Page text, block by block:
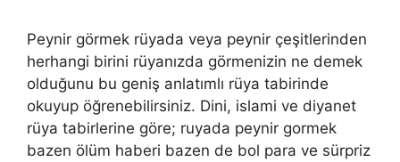
Peynir görmek rüyada veya peynir çeşitlerinden
herhangi birini rüyanızda görmenizin ne demek
olduğunu bu geniş anlatımlı rüya tabirinde
okuyup öğrenebilirsiniz. Dini, islami ve diyanet
rüya tabirlerine göre; ruyada peynir gormek
bazen ölüm haberi bazen de bol para ve sürpriz